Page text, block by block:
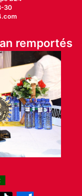
30
remportés